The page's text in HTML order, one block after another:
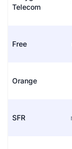
Telecom
Free
Orange
SFR